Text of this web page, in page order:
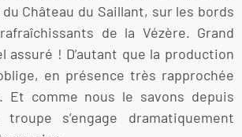
Château du Saillant, sur les bords
de la Vézère. Grand
assuré ! D’autant que la production
en présence très rapprochée
Et comme nous le savons depuis
s’engage dramatiquement